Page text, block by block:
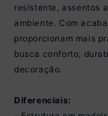
resistente, assentos
ambiente. Com
proporcionam mais
busca conforto,
decoração.
Diferenciais: